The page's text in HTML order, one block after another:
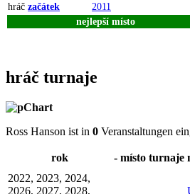
hráč začátek
2011
nejlepší místo
hráč turnaje
Ross Hanson ist in 0 Veranstaltungen
rok - místo turnaje
2022, 2023, 2024,
2026, 2027, 2028,